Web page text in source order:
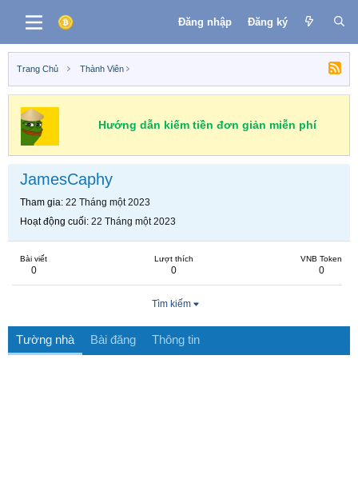
Đăng nhập Đăng ký
Trang Chủ Thành Viên
Hướng dẫn kiếm tiền đơn giản miễn phí
JamesCaphy
Tham gia 22 Tháng một 2023
Hoạt động cuối 22 Tháng một 2023
Bài viết
0
Lượt thích
0
VNB Token
0
Tìm kiếm
Tường nhà Bài đăng Thông tin